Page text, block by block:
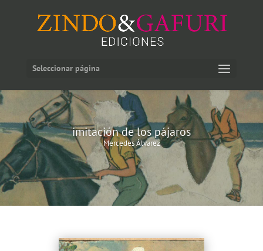
Seleccionar página
imitación de los pájaros
Mercedes Álvarez